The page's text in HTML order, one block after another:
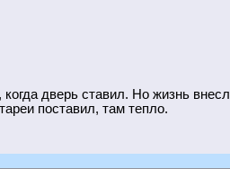
дверь ставил. Но жизнь
поставил, там тепло.